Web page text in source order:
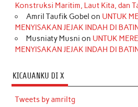
Konstruksi Maritim, Laut Kita, dan
Amril Taufik Gobel on UNTUK
MENYISAKAN JEJAK INDAH DI
Musniaty Musni on UNTUK
MENYISAKAN JEJAK INDAH DI
KICAUANKU DI X
Tweets by amriltg